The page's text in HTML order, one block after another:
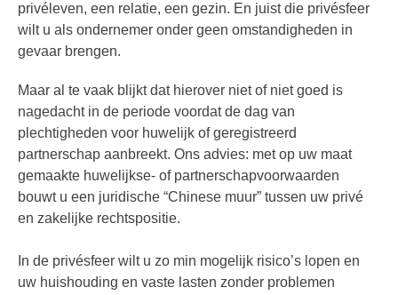
privéleven, een relatie, een gezin. En juist die privésfeer
wilt u als ondernemer onder geen omstandigheden in
gevaar brengen.
Maar al te vaak blijkt dat hierover niet of niet goed is
nagedacht in de periode voordat de dag van
plechtigheden voor huwelijk of geregistreerd
partnerschap aanbreekt. Ons advies: met op uw maat
gemaakte huwelijkse- of partnerschapvoorwaarden
bouwt u een juridische “Chinese muur” tussen uw privé
en zakelijke rechtspositie.
In de privésfeer wilt u zo min mogelijk risico’s lopen en
uw huishouding en vaste lasten zonder problemen